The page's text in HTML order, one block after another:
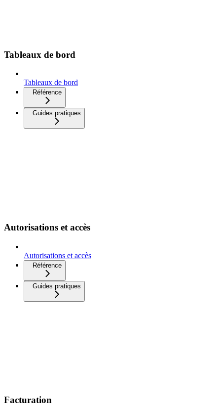
Tableaux de bord
Tableaux de bord
Référence
Guides pratiques
Autorisations et accès
Autorisations et accès
Référence
Guides pratiques
Facturation